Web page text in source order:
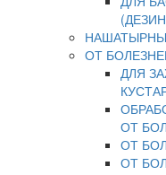
ОТ
ДЛЯ
ОТ
ОТ
ОТ